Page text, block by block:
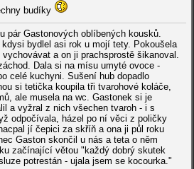
budíky
pár Gastonových oblíbených kousků.
bydlel asi rok u mojí tety. Pokoušela
a on ji prachsprostě šikanoval.
Dala si na mísu umyté ovoce -
celé kuchyni. Sušení hub dopadlo
si tetička koupila tři tvarohové koláče,
ale musela na wc. Gastonek si je
a vyžral z nich všechen tvaroh - i s
odpočívala, házel po ní věci z poličky
jí čepici za skříň a ona ji půl roku
Gaston skončil u nás a teta o něm
začínající větou "každý dobrý skutek
potrestán - ujala jsem se kocourka."